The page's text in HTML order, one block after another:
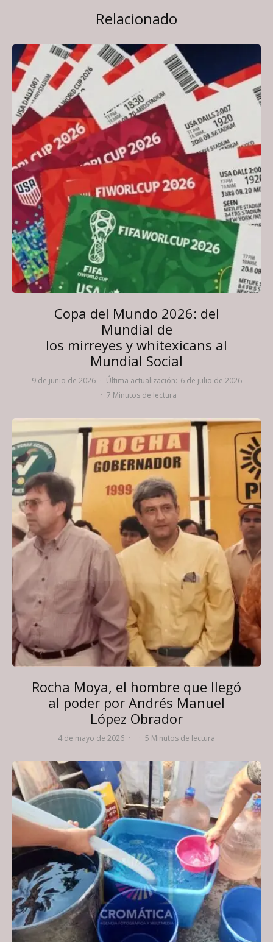
Relacionado
Copa del Mundo 2026: del
Mundial de
los mirreyes y whitexicans al
Mundial Social
9 de junio de 2026 · Última actualización: 6 de julio de 2026
· 7 Minutos de lectura
Rocha Moya, el hombre que llegó
al poder por Andrés Manuel
López Obrador
4 de mayo de 2026 · · 5 Minutos de lectura